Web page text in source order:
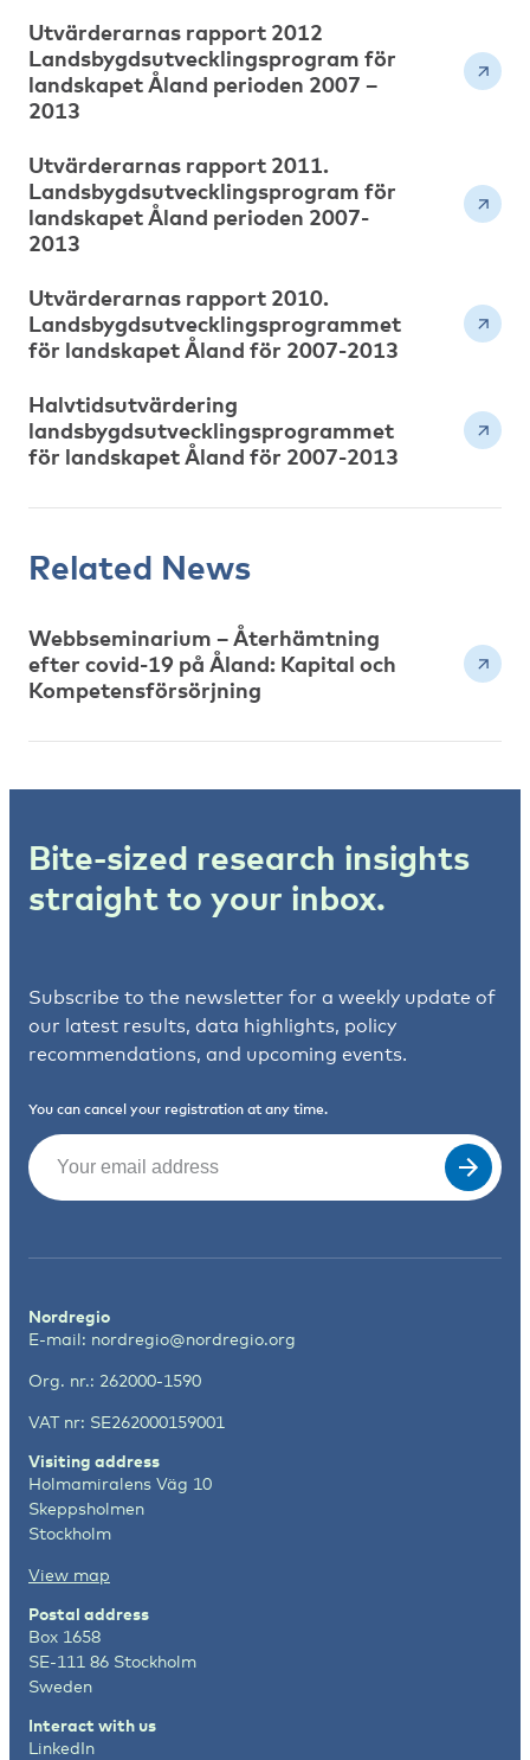
Utvärderarnas rapport 2012
Landsbygdsutvecklingsprogram för
landskapet Åland perioden 2007 –
2013
Utvärderarnas rapport 2011.
Landsbygdsutvecklingsprogram för
landskapet Åland perioden 2007-
2013
Utvärderarnas rapport 2010.
Landsbygdsutvecklingsprogrammet
för landskapet Åland för 2007-2013
Halvtidsutvärdering
landsbygdsutvecklingsprogrammet
för landskapet Åland för 2007-2013
Related News
Webbseminarium – Återhämtning
efter covid-19 på Åland: Kapital och
Kompetensförsörjning
Bite-sized research insights
straight to your inbox.
Subscribe to the newsletter for a weekly update of
our latest results, data highlights, policy
recommendations, and upcoming events.
You can cancel your registration at any time.
Email
Nordregio
E-mail: nordregio@nordregio.org
Org. nr.: 262000-1590
VAT nr: SE262000159001
Visiting address
Holmamiralens Väg 10
Skeppsholmen
Stockholm
View map
Postal address
Box 1658
SE-111 86 Stockholm
Sweden
Interact with us
LinkedIn